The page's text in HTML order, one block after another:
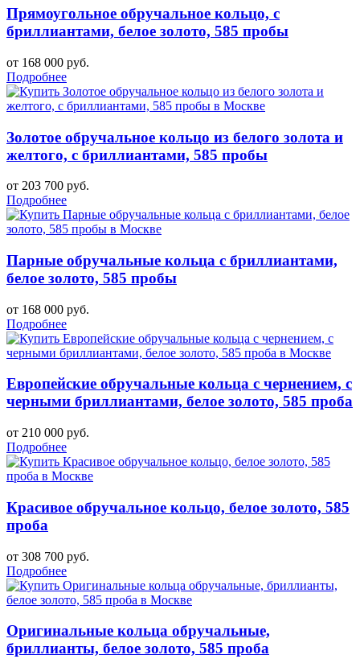
Прямоугольное обручальное кольцо, с
бриллиантами, белое золото, 585 пробы
от 168 000 руб.
Подробнее
Золотое обручальное кольцо из белого золота и
желтого, с бриллиантами, 585 пробы
от 203 700 руб.
Подробнее
Парные обручальные кольца с бриллиантами,
белое золото, 585 пробы
от 168 000 руб.
Подробнее
Европейские обручальные кольца с чернением, с
черными бриллиантами, белое золото, 585 проба
от 210 000 руб.
Подробнее
Красивое обручальное кольцо, белое золото, 585
проба
от 308 700 руб.
Подробнее
Оригинальные кольца обручальные,
бриллианты, белое золото, 585 проба